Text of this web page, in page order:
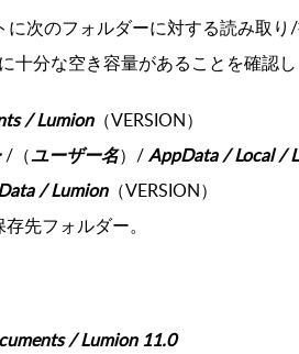
次のフォルダーに対する読み取り
十分な空き容量があることを確認し
/ Lumion（VERSION）
/（ユーザー名）/AppData / Local /
/ Lumion（VERSION）
先フォルダー。
/ Lumion 11.0